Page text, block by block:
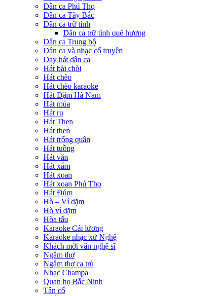
Dân ca Phú Thọ
Dân ca Tây Bắc
Dân ca trữ tình
Dân ca trữ tình quê hương
Dân ca Trung bộ
Dân ca và nhạc cổ truyền
Dạy hát dân ca
Hát bài chòi
Hát chèo
Hát chèo karaoke
Hát Dặm Hà Nam
Hát múa
Hát ru
Hát Then
Hát then
Hát trống quân
Hát tuồng
Hát văn
Hát xẩm
Hát xoan
Hát xoan Phú Thọ
Hát Đúm
Hò – Ví dặm
Hò ví dặm
Hòa tấu
Karaoke Cải lương
Karaoke nhạc xứ Nghệ
Khách mời văn nghệ sĩ
Ngâm thơ
Ngâm thơ ca trù
Nhạc Champa
Quan họ Bắc Ninh
Tân cổ